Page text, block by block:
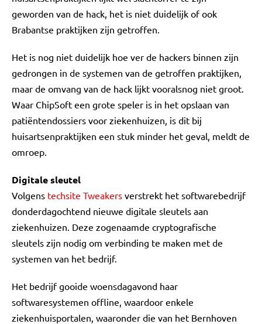
geworden van de hack, het is niet duidelijk of ook
Brabantse praktijken zijn getroffen.
Het is nog niet duidelijk hoe ver de hackers binnen zijn
gedrongen in de systemen van de getroffen praktijken,
maar de omvang van de hack lijkt vooralsnog niet groot.
Waar ChipSoft een grote speler is in het opslaan van
patiëntendossiers voor ziekenhuizen, is dit bij
huisartsenpraktijken een stuk minder het geval, meldt de
omroep.
Digitale sleutel
Volgens techsite Tweakers verstrekt het softwarebedrijf
donderdagochtend nieuwe digitale sleutels aan
ziekenhuizen. Deze zogenaamde cryptografische
sleutels zijn nodig om verbinding te maken met de
systemen van het bedrijf.
Het bedrijf gooide woensdagavond haar
softwaresystemen offline, waardoor enkele
ziekenhuisportalen, waaronder die van het Bernhoven